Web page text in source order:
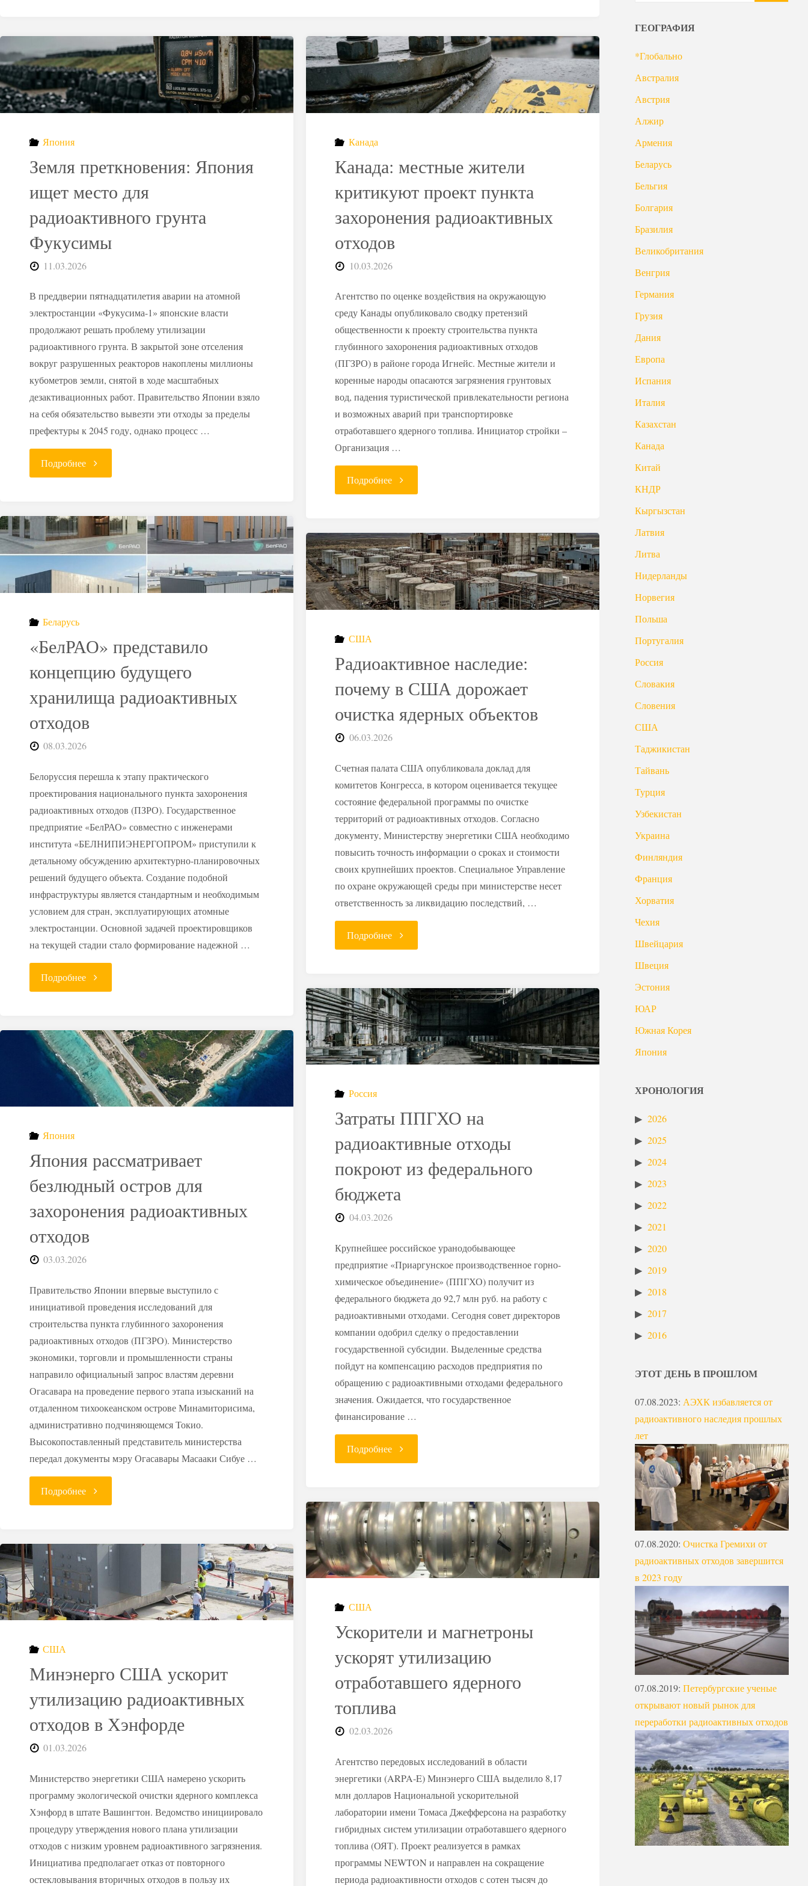
Япония
Земля преткновения: Япония
ищет место для
радиоактивного грунта
Фукусимы
11.03.2026
В преддверии пятнадцатилетия аварии на атомной
электростанции «Фукусима-1» японские власти
продолжают решать проблему утилизации
радиоактивного грунта. В закрытой зоне отселения
вокруг разрушенных реакторов накоплены миллионы
кубометров земли, снятой в ходе масштабных
дезактивационных работ. Правительство Японии взяло
на себя обязательство вывезти эти отходы за пределы
префектуры к 2045 году, однако процесс …
Подробнее"Земля
Япония
ищет
место
Фукусимы"
Канада
Канада: местные жители
критикуют проект пункта
захоронения радиоактивных
отходов
10.03.2026
Агентство по оценке воздействия на окружающую
среду Канады опубликовало сводку претензий
общественности к проекту строительства пункта
глубинного захоронения радиоактивных отходов
(ПГЗРО) в районе города Игнейс. Местные жители и
коренные народы опасаются загрязнения грунтовых
вод, падения туристической привлекательности региона
и возможных аварий при транспортировке
отработавшего ядерного топлива. Инициатор стройки –
Организация …
Подробнее"Канада:
жители
критикуют
проект
радиоактивных
отходов"
Беларусь
«БелРАО» представило
концепцию будущего
хранилища радиоактивных
отходов
08.03.2026
Белоруссия перешла к этапу практического
проектирования национального пункта захоронения
радиоактивных отходов (ПЗРО). Государственное
предприятие «БелРАО» совместно с инженерами
института «БЕЛНИПИЭНЕРГОПРОМ» приступили к
детальному обсуждению архитектурно-планировочных
решений будущего объекта. Создание подобной
инфраструктуры является стандартным и необходимым
условием для стран, эксплуатирующих атомные
электростанции. Основной задачей проектировщиков
на текущей стадии стало формирование надежной …
Подробнее"«БелРАО»
концепцию
будущего
хранилища
США
Радиоактивное наследие:
почему в США дорожает
очистка ядерных объектов
06.03.2026
Счетная палата США опубликовала доклад для
комитетов Конгресса, в котором оценивается текущее
состояние федеральной программы по очистке
территорий от радиоактивных отходов. Согласно
документу, Министерству энергетики США необходимо
повысить точность информации о сроках и стоимости
своих крупнейших проектов. Специальное Управление
по охране окружающей среды при министерстве несет
ответственность за ликвидацию последствий, …
Подробнее"Радиоактивное
почему
в
США
объектов"
Россия
Затраты ППГХО на
радиоактивные отходы
покроют из федерального
бюджета
04.03.2026
Крупнейшее российское уранодобывающее
предприятие «Приаргунское производственное горно-
химическое объединение» (ППГХО) получит из
федерального бюджета до 92,7 млн руб. на работу с
радиоактивными отходами. Сегодня совет директоров
компании одобрил сделку о предоставлении
государственной субсидии. Выделенные средства
пойдут на компенсацию расходов предприятия по
обращению с радиоактивными отходами федерального
значения. Ожидается, что государственное
финансирование …
Подробнее"Затраты
на
радиоактивные
отходы
бюджета"
Япония
Япония рассматривает
безлюдный остров для
захоронения радиоактивных
отходов
03.03.2026
Правительство Японии впервые выступило с
инициативой проведения исследований для
строительства пункта глубинного захоронения
радиоактивных отходов (ПГЗРО). Министерство
экономики, торговли и промышленности страны
направило официальный запрос властям деревни
Огасавара на проведение первого этапа изысканий на
отдаленном тихоокеанском острове Минамиторисима,
административно подчиняющемся Токио.
Высокопоставленный представитель министерства
передал документы мэру Огасавары Масааки Сибуе …
Подробнее"Япония
безлюдный
остров
для США
Ускорители и магнетроны
ускорят утилизацию
отработавшего ядерного
топлива
02.03.2026
Агентство передовых исследований в области
энергетики (ARPA-E) Минэнерго США выделило 8,17
млн долларов Национальной ускорительной
лаборатории имени Томаса Джефферсона на разработку
гибридных систем утилизации отработавшего ядерного
топлива (ОЯТ). Проект реализуется в рамках
программы NEWTON и направлен на сокращение
периода радиоактивности отходов с сотен тысяч до
США
Минэнерго США ускорит
утилизацию радиоактивных
отходов в Хэнфорде
01.03.2026
Министерство энергетики США намерено ускорить
программу экологической очистки ядерного комплекса
Хэнфорд в штате Вашингтон. Ведомство инициировало
процедуру утверждения нового плана утилизации
отходов с низким уровнем радиоактивного загрязнения.
Инициатива предполагает отказ от повторного
остекловывания вторичных отходов в пользу их
ГЕОГРАФИЯ
*Глобально
Австралия
Австрия
Алжир
Армения
Беларусь
Бельгия
Болгария
Бразилия
Великобритания
Венгрия
Германия
Грузия
Дания
Европа
Испания
Италия
Казахстан
Канада
Китай
КНДР
Кыргызстан
Латвия
Литва
Нидерланды
Норвегия
Польша
Португалия
Россия
Словакия
Словения
США
Таджикистан
Тайвань
Турция
Узбекистан
Украина
Финляндия
Франция
Хорватия
Чехия
Швейцария
Швеция
Эстония
ЮАР
Южная Корея
Япония
ХРОНОЛОГИЯ
2026
2025
2024
2023
2022
2021
2020
2019
2018
2017
2016
ЭТОТ ДЕНЬ В ПРОШЛОМ
07.08.2023: АЭХК избавляется от
радиоактивного наследия прошлых
лет
07.08.2020: Очистка Гремихи от
радиоактивных отходов завершится
в 2023 году
07.08.2019: Петербургские ученые
открывают новый рынок для
переработки радиоактивных отходов